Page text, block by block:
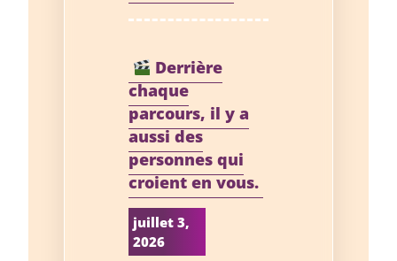
mondiale
des
compétences
des
Derrière
chaque
parcours, il y a
aussi des
personnes qui
croient en vous.
juillet 3,
2026